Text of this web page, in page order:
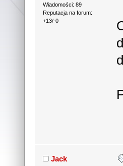
Wiadomości: 89
Reputacja na forum:
+13/-0
Jack